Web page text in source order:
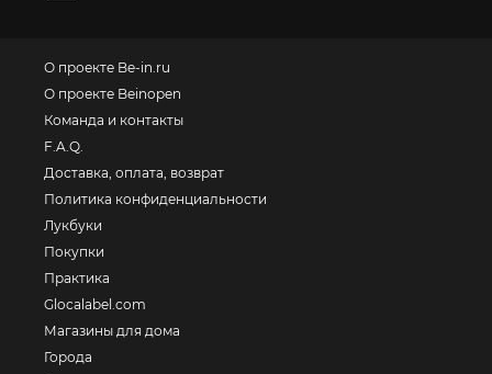
О проекте Be-in.ru
О проекте Beinopen
Команда и контакты
F.A.Q.
Доставка, оплата, возврат
Политика конфиденциальности
Лукбуки
Покупки
Практика
Glocalabel.com
Магазины для дома
Города